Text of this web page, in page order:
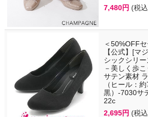
7,480円 (税
＜50%OFF
【公式】[マ
シックシリー
－美しく歩
サテン素材
（ヒール：
黒）-7030サ
22c
2,695円 (税